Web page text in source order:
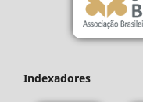
Indexadores